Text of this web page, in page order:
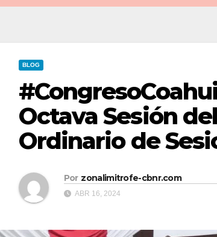
BLOG
Octava Sesión
Ordinario de
Por zonalimitrofe-cbnr.com
ABR 16, 2024